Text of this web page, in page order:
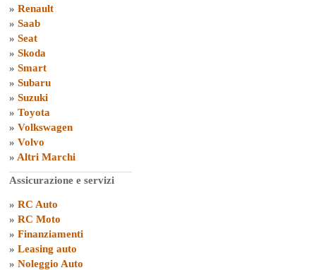
» Renault
» Saab
» Seat
» Skoda
» Smart
» Subaru
» Suzuki
» Toyota
» Volkswagen
» Volvo
» Altri Marchi
Assicurazione e servizi
» RC Auto
» RC Moto
» Finanziamenti
» Leasing auto
» Noleggio Auto